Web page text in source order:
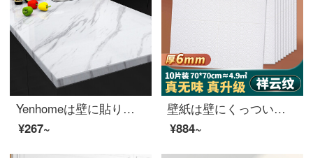
Yenhomeは壁に貼り付けて台所の防油ステッカーの棚のテーブルを貼り、新しく装飾してリビングルームの防水壁紙の大理石模様のタイルを貼ります。
¥267~
壁紙は壁にくっついてから天井壁に壁を貼って、寝室の暖かい背景壁に壁紙を貼って、防水泡シールの祥雲模様の天井の厚さは6 mm 10枚で約4.9㎡です。
¥884~